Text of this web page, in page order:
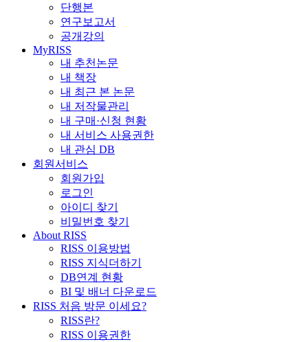
단행본
연구보고서
공개강의
MyRISS
내 추천논문
내 책장
내 최근 본 논문
내 저작물관리
내 구매·신청 현황
내 서비스 사용권한
내 관심 DB
회원서비스
회원가입
로그인
아이디 찾기
비밀번호 찾기
About RISS
RISS 이용방법
RISS 지식더하기
DB연계 현황
BI 및 배너 다운로드
RISS 처음 방문 이세요?
RISS란?
RISS 이용권한